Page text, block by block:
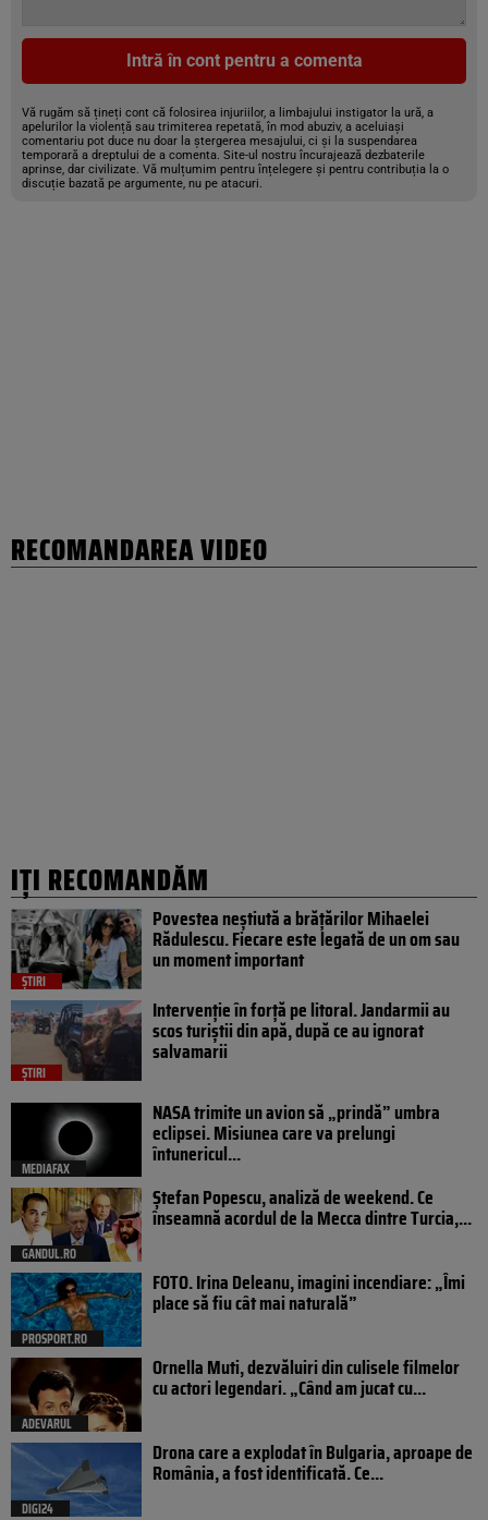
Intră în cont pentru a comenta
Vă rugăm să țineți cont că folosirea injuriilor, a limbajului instigator la ură, a
apelurilor la violență sau trimiterea repetată, în mod abuziv, a aceluiași
comentariu pot duce nu doar la ștergerea mesajului, ci și la suspendarea
temporară a dreptului de a comenta. Site-ul nostru încurajează dezbaterile
aprinse, dar civilizate. Vă mulțumim pentru înțelegere și pentru contribuția la o
discuție bazată pe argumente, nu pe atacuri.
RECOMANDAREA VIDEO
IȚI RECOMANDĂM
ȘTIRI
Povestea neștiută a brățărilor Mihaelei
Rădulescu. Fiecare este legată de un om sau
un moment important
ȘTIRI
Intervenție în forță pe litoral. Jandarmii au
scos turiștii din apă, după ce au ignorat
salvamarii
MEDIAFAX
NASA trimite un avion să „prindă” umbra
eclipsei. Misiunea care va prelungi
întunericul...
GANDUL.RO
Ștefan Popescu, analiză de weekend. Ce
înseamnă acordul de la Mecca dintre Turcia,...
PROSPORT.RO
FOTO. Irina Deleanu, imagini incendiare: „Îmi
place să fiu cât mai naturală”
ADEVARUL
Ornella Muti, dezvăluiri din culisele filmelor
cu actori legendari. „Când am jucat cu...
DIGI24
Drona care a explodat în Bulgaria, aproape de
România, a fost identificată. Ce...